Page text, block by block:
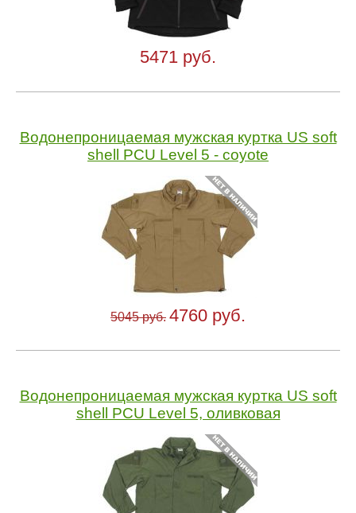
5471 руб.
Водонепроницаемая мужская куртка US soft
shell PCU Level 5 - coyote
5045 руб. 4760 руб.
Водонепроницаемая мужская куртка US soft
shell PCU Level 5, оливковая